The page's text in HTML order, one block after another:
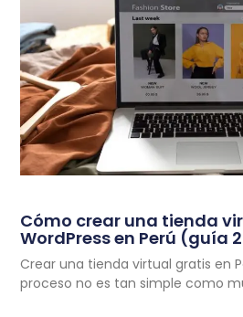
Cómo crear una tienda
WordPress en Perú (guía
Crear una tienda virtual gratis en
proceso no es tan simple como